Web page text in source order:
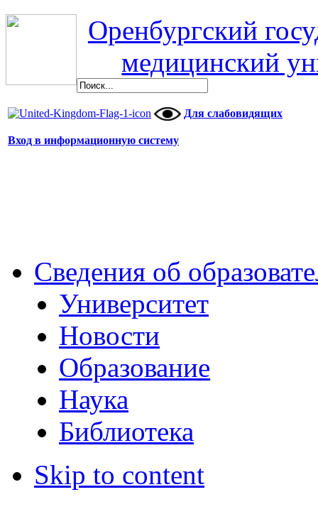
Оренбургский
медицинский
Для слабовидящих
Вход в информационную систему
Сведения об
Университет
Новости
Образование
Наука
Библиотека
Skip to content